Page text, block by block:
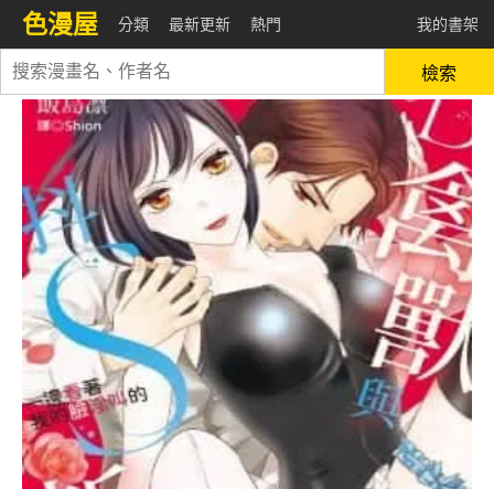
色漫屋 分類 最新更新 熱門 我的書架
檢索